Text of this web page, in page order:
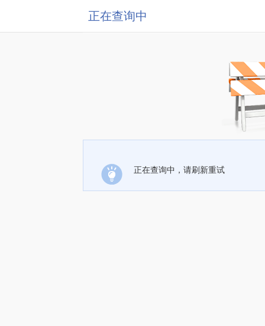
正在查询中
正在查询中，请刷新重试